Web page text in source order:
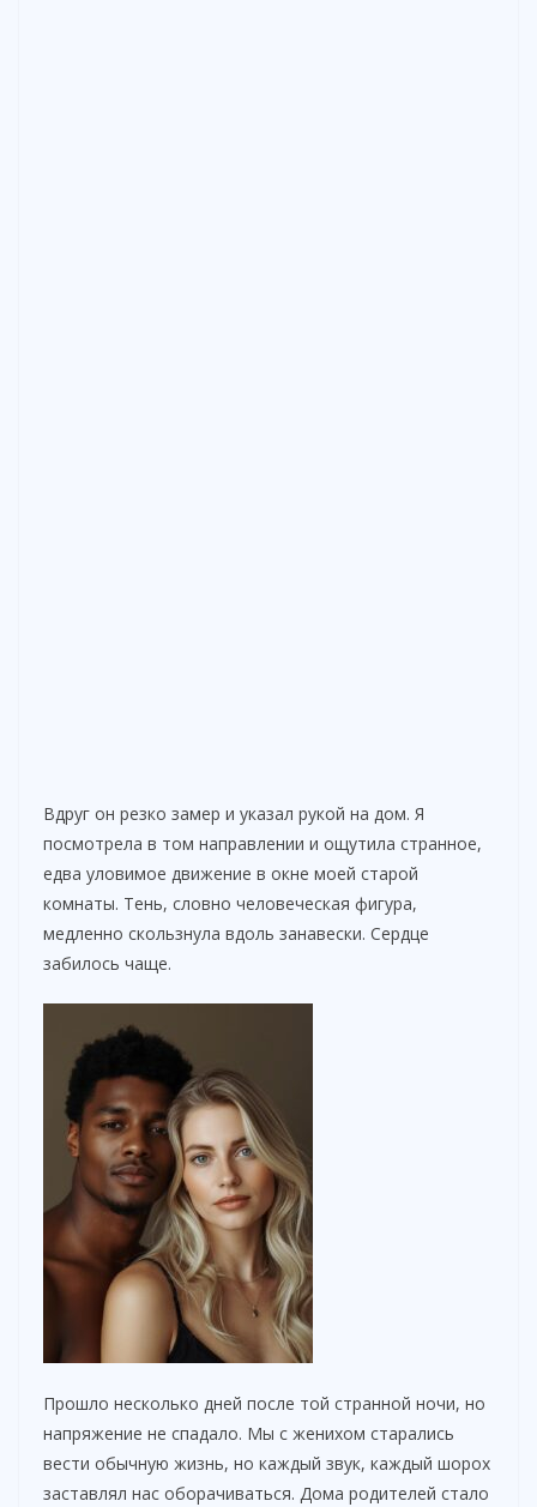
Вдруг он резко замер и указал рукой на дом. Я
посмотрела в том направлении и ощутила странное,
едва уловимое движение в окне моей старой
комнаты. Тень, словно человеческая фигура,
медленно скользнула вдоль занавески. Сердце
забилось чаще.
Прошло несколько дней после той странной ночи, но
напряжение не спадало. Мы с женихом старались
вести обычную жизнь, но каждый звук, каждый шорох
заставлял нас оборачиваться. Дома родителей стало